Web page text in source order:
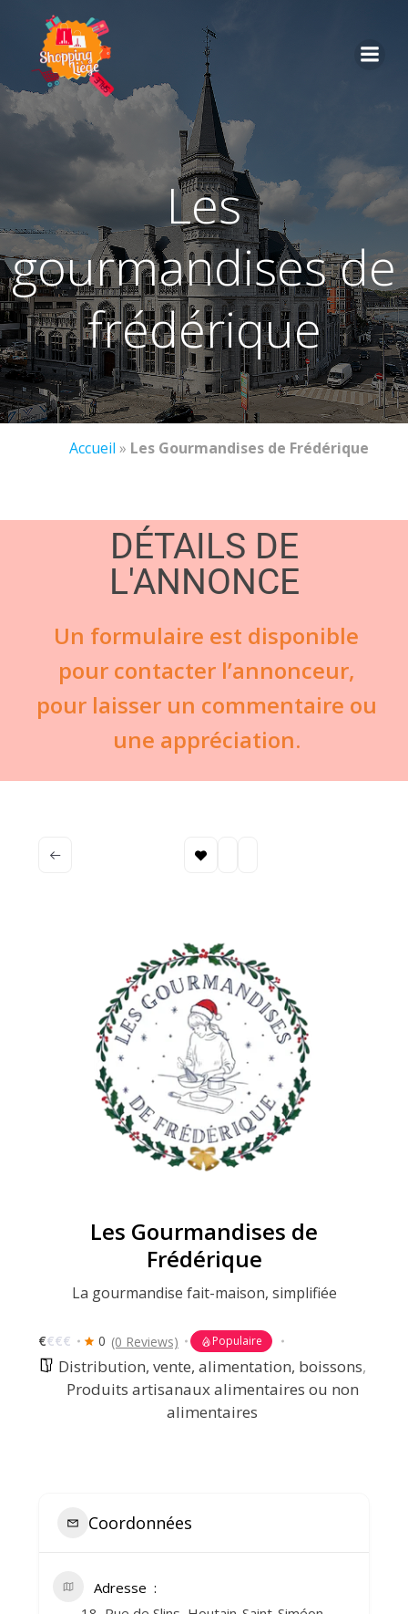
les
gourmandises de
frédérique
Accueil » Les Gourmandises de Frédérique
DÉTAILS DE
L'ANNONCE
Un formulaire est disponible
pour contacter l’annonceur,
pour laisser un commentaire ou
une appréciation.
Les Gourmandises de
Frédérique
La gourmandise fait-maison, simplifiée
€€€€ 0 (0 Reviews) Populaire
Distribution, vente, alimentation, boissons,
Produits artisanaux alimentaires ou non
alimentaires
Coordonnées
Adresse